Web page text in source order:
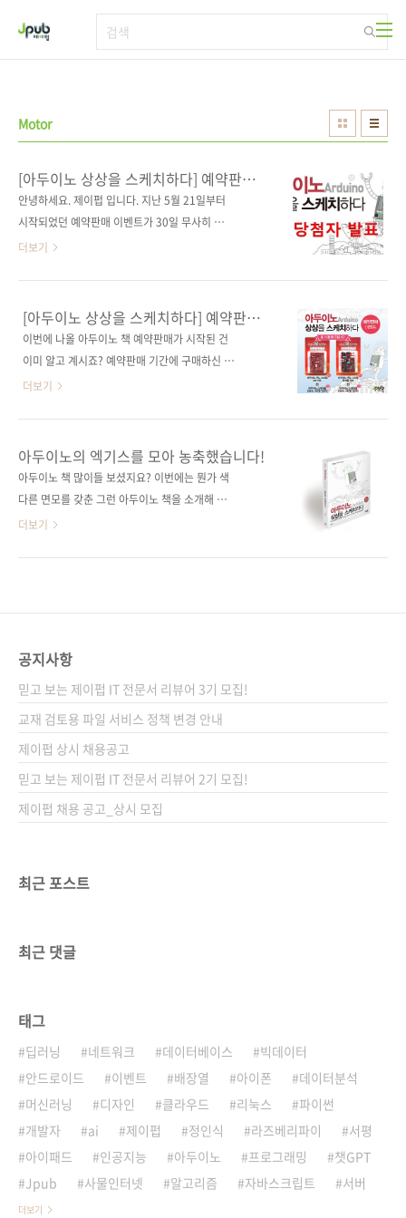
Motor
[아두이노 상상을 스케치하다] 예약판매
이벤트 당첨자 발표
안녕하세요. 제이펍 입니다. 지난 5월 21일부터
시작되었던 예약판매 이벤트가 30일 무사히 마
감되었습니다. 많이 성원해 주셨음에도 불구하
분들이 그렇게 많지 않았습니다. 다음에는 좀 더
쉽고 재밌는 이벤트를 할 수 있도록 준비해 보겠
습니다! 이제부터 당첨자를 발표하고자 합니다.
고자 공정하게 사다리 타기를 했습니다! 포털사
이트 다음에서 사다리게임으로 검색하면 나오는
순서대로, 결과는 완제품-DIY의 순서로 나열하
여 진행하였습니다. 그 결과... 두구두구두구! 당
첨되신 분들 축하합니다! 배송을 위해서 정보를
아래 공간에 입력을 ..
더보기
[아두이노 상상을 스케치하다] 예약판매
이벤트
이번에 나올 아두이노 책 예약판매가 시작된 건
이미 알고 계시죠? 예약판매 기간에 구매하신 분
중 10분께 아두이노 호환 보드를 드리는 이벤트
제공해 주신 아두이노 호환 보드 키트를 추첨하
여 드릴 예정이니 많은 응모를 부탁합니다. # 응
모 기간 : 2014-05-21 ~ 2014-05-30 # 당첨
얼 업로더 (5명) DIY 조립용 호환 보드 + USB
to 시리얼 업로더 (5명)) # 당첨자 발표 : 6월 첫
더보기
아두이노의 엑기스를 모아 농축했습니다!
아두이노 책 많이들 보셨지요? 이번에는 뭔가 색
다른 면모를 갖춘 그런 아두이노 책을 소개해 드
리고자 합니다. 아두이노로 할 수 있는 거의 모든
니다. 아두이노로 할 수 있는 것이 무엇이 있을까
각보다 많은 기능을 담을 수 있고 그 기능을 응용
하여 생활에 필요한 무엇부터 상상치 못했던 것
들까지 만들 수 있는 시대가 도래했습니다. 그 중
심에는 아두이노와 같은 오픈 소스 하드웨어가
있습니다. 무엇을 만들까에 대한 상상이 곁들여
지면 이제 생각..
더보기
공지사항
믿고 보는 제이펍 IT 전문서 리뷰어 3기 모집!
교재 검토용 파일 서비스 정책 변경 안내
제이펍 상시 채용공고
믿고 보는 제이펍 IT 전문서 리뷰어 2기 모집!
제이펍 채용 공고_상시 모집
최근 포스트
최근 댓글
태그
딥러닝 네트워크 데이터베이스
빅데이터
안드로이드
이벤트 배장열 아이폰
데이터분석
머신러닝
디자인 클라우드 리눅스
파이썬
개발자
ai 제이펍 정인식 라즈베리파이
서평
아이패드
인공지능 아두이노 프로그래밍
챗GPT
Jpub
사물인터넷 알고리즘 자바스크립트 서버
더보기